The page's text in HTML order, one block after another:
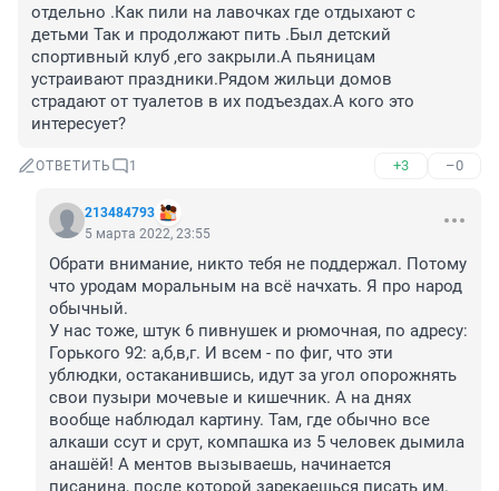
отдельно .Как пили на лавочках где отдыхают с
детьми Так и продолжают пить .Был детский
спортивный клуб ,его закрыли.А пьяницам
устраивают праздники.Рядом жильци домов
страдают от туалетов в их подъездах.А кого это
интересует?
ОТВЕТИТЬ 1 +3 –0
213484793
5 марта 2022, 23:55
Обрати внимание, никто тебя не поддержал. Потому
что уродам моральным на всё начхать. Я про народ
обычный.
У нас тоже, штук 6 пивнушек и рюмочная, по адресу:
Горького 92: а,б,в,г. И всем - по фиг, что эти
ублюдки, остаканившись, идут за угол опорожнять
свои пузыри мочевые и кишечник. А на днях
вообще наблюдал картину. Там, где обычно все
алкаши ссут и срут, компашка из 5 человек дымила
анашёй! А ментов вызываешь, начинается
писанина, после которой зарекаешься писать им.